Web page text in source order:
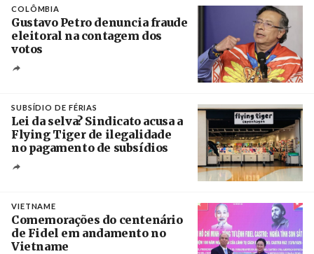
COLÔMBIA
Gustavo Petro denuncia fraude
eleitoral na contagem dos
votos
SUBSÍDIO DE FÉRIAS
Lei da selva? Sindicato acusa a
Flying Tiger de ilegalidade
no pagamento de subsídios
VIETNAME
Comemorações do centenário
de Fidel em andamento no
Vietname